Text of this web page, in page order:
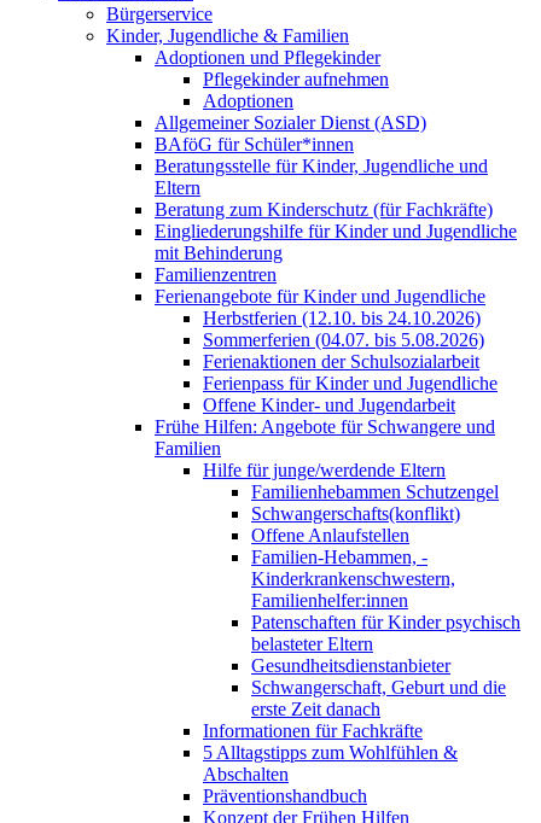
Bürgerservice
Kinder, Jugendliche & Familien
Adoptionen und Pflegekinder
Pflegekinder aufnehmen
Adoptionen
Allgemeiner Sozialer Dienst (ASD)
BAföG für Schüler*innen
Beratungsstelle für Kinder, Jugendliche und
Eltern
Beratung zum Kinderschutz (für Fachkräfte)
Eingliederungshilfe für Kinder und Jugendliche
mit Behinderung
Familienzentren
Ferienangebote für Kinder und Jugendliche
Herbstferien (12.10. bis 24.10.2026)
Sommerferien (04.07. bis 5.08.2026)
Ferienaktionen der Schulsozialarbeit
Ferienpass für Kinder und Jugendliche
Offene Kinder- und Jugendarbeit
Frühe Hilfen: Angebote für Schwangere und
Familien
Hilfe für junge/werdende Eltern
Familienhebammen Schutzengel
Schwangerschafts(konflikt)
Offene Anlaufstellen
Familien-Hebammen, -
Kinderkrankenschwestern,
Familienhelfer:innen
Patenschaften für Kinder psychisch
belasteter Eltern
Gesundheitsdienstanbieter
Schwangerschaft, Geburt und die
erste Zeit danach
Informationen für Fachkräfte
5 Alltagstipps zum Wohlfühlen &
Abschalten
Präventionshandbuch
Konzept der Frühen Hilfen